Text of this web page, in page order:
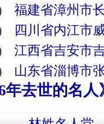
福建省漳州市
四川省内江市
江西省吉安市
山东省淄博市
年去世的名人